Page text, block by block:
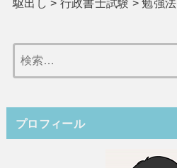
駆出し > 行政書士試験 >勉強法
索:
プロフィール